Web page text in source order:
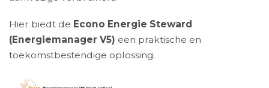
Hier biedt de Econo Energie Steward
(Energiemanager V5) een praktische en
toekomstbestendige oplossing.